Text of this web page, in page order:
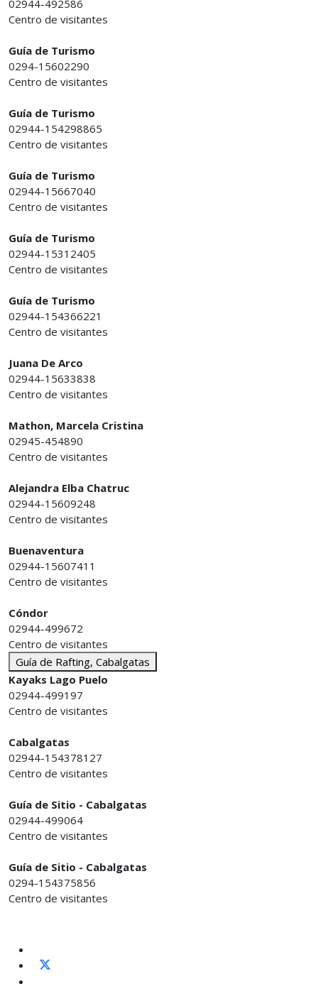
02944-492586
Centro de visitantes
Guía de Turismo
0294-15602290
Centro de visitantes
Guía de Turismo
02944-154298865
Centro de visitantes
Guía de Turismo
02944-15667040
Centro de visitantes
Guía de Turismo
02944-15312405
Centro de visitantes
Guía de Turismo
02944-154366221
Centro de visitantes
Juana De Arco
02944-15633838
Centro de visitantes
Mathon, Marcela Cristina
02945-454890
Centro de visitantes
Alejandra Elba Chatruc
02944-15609248
Centro de visitantes
Buenaventura
02944-15607411
Centro de visitantes
Cóndor
02944-499672
Centro de visitantes
Guía de Rafting, Cabalgatas
Kayaks Lago Puelo
02944-499197
Centro de visitantes
Cabalgatas
02944-154378127
Centro de visitantes
Guía de Sitio - Cabalgatas
02944-499064
Centro de visitantes
Guía de Sitio - Cabalgatas
0294-154375856
Centro de visitantes